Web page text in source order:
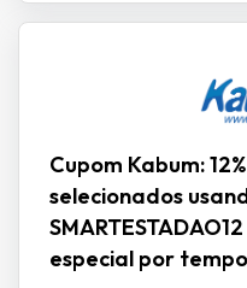
Cupom Kabum:
selecionados
especial por